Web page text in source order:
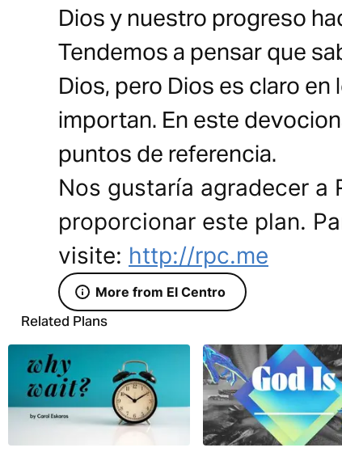
Dios y nuestro progreso
Tendemos a pensar que
Dios, pero Dios es claro
importan. En este
puntos de referencia.
Nos gustaría agradecer a
proporcionar este plan.
visite: http://rpc.me
More from El Centro
Related Plans